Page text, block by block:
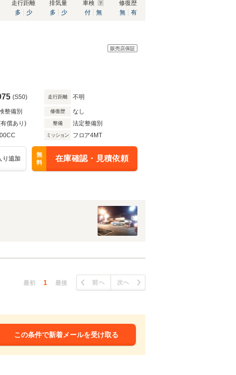
走行距離
多
少
排気量
多
少
車検
付
無
修復歴
無
有
販売店保証
(S50) 走行距離 不明
整備別 修復歴 なし
償あり) 整備 法定整備別
ミッション フロア4MT
り追加
無
料
在庫確認・見積依頼
最初 1 最後 前へ 次へ
この条件で新着メールを受け取る